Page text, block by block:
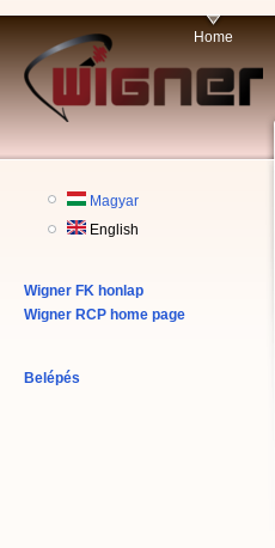
Home
Magyar
English
Wigner FK honlap
Wigner RCP home page
Belépés